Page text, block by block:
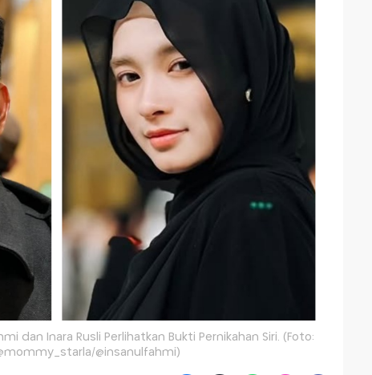
dan Inara Rusli Perlihatkan Bukti Pernikahan Siri. (Foto:
@insanulfahmi)